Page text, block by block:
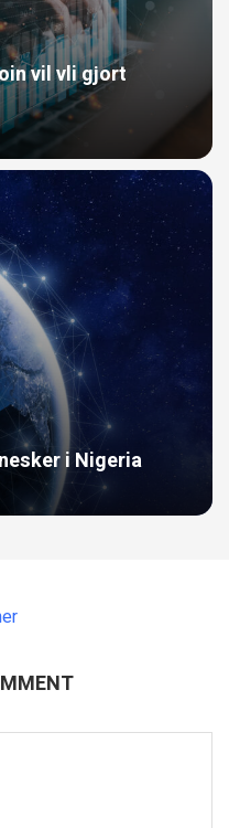
vil vli gjort
i Nigeria